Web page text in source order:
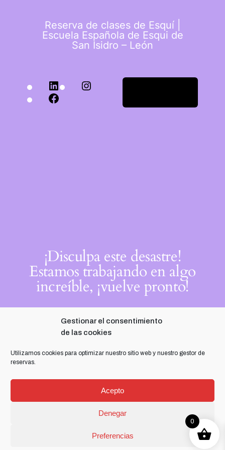
Gestionar el consentimiento
de las cookies
Utilizamos cookies para optimizar nuestro sitio web y nuestro gestor de
reservas.
Acepto
Denegar
Preferencias
Reserva de clases de Esquí |
Escuela Española de Esqui de
San Isidro – León
¡Disculpa este desastre!
Estamos trabajando en algo
increíble, ¡vuelve pronto!
0